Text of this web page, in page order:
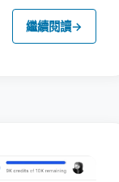
繼續閱讀→